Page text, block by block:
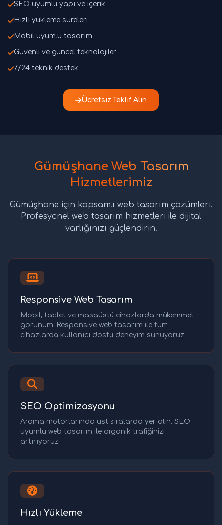
SEO uyumlu yapı ve içerik
Hızlı yükleme süreleri
Mobil uyumlu tasarım
Güvenli ve güncel teknolojiler
7/24 teknik destek
Ücretsiz Teklif Alın
Gümüşhane Web Tasarım
Hizmetlerimiz
Gümüşhane için kapsamlı web tasarım çözümleri.
Profesyonel web tasarım hizmetleri ile dijital
varlığınızı güçlendirin.
Responsive Web Tasarım
Mobil, tablet ve masaüstü cihazlarda mükemmel
görünüm. Responsive web tasarım ile tüm
cihazlarda kullanıcı dostu deneyim sunuyoruz.
SEO Optimizasyonu
Arama motorlarında üst sıralarda yer alın. SEO
uyumlu web tasarım ile organik trafiğinizi
artırıyoruz.
Hızlı Yükleme